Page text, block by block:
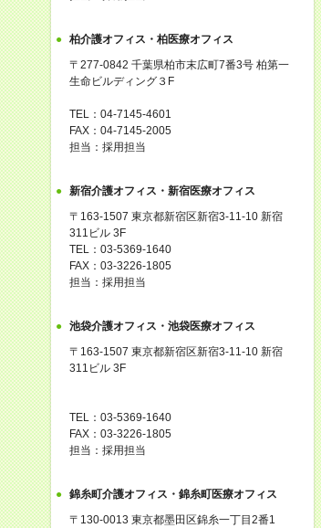
柏介護オフィス・柏医療オフィス
〒277-0842 千葉県柏市末広町7番3号 柏第一
生命ビルディング３F
TEL：04-7145-4601
FAX：04-7145-2005
担当：採用担当
新宿介護オフィス・新宿医療オフィス
〒163-1507 東京都新宿区新宿3-11-10 新宿
311ビル 3F
TEL：03-5369-1640
FAX：03-3226-1805
担当：採用担当
池袋介護オフィス・池袋医療オフィス
〒163-1507 東京都新宿区新宿3-11-10 新宿
311ビル 3F
TEL：03-5369-1640
FAX：03-3226-1805
担当：採用担当
錦糸町介護オフィス・錦糸町医療オフィス
〒130-0013 東京都墨田区錦糸一丁目2番1